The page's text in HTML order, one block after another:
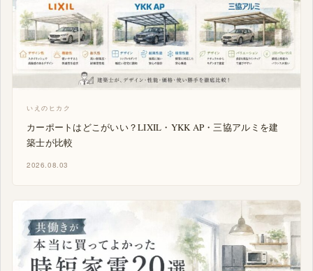
いえのヒカク
カーポートはどこがいい？LIXIL・YKK AP・三協アルミを建
築士が比較
2026.08.03